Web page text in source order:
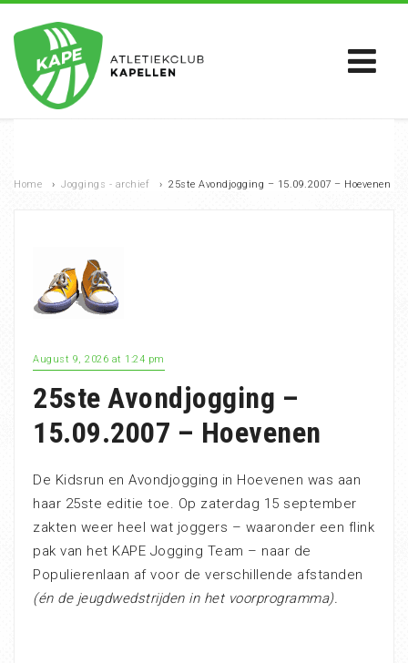
Home › Joggings - archief › 25ste Avondjogging – 15.09.2007 – Hoevenen
August 9, 2026 at 1:24 pm
25ste Avondjogging –
15.09.2007 – Hoevenen
De Kidsrun en Avondjogging in Hoevenen was aan
haar 25ste editie toe. Op zaterdag 15 september
zakten weer heel wat joggers – waaronder een flink
pak van het KAPE Jogging Team – naar de
Populierenlaan af voor de verschillende afstanden
(én de jeugdwedstrijden in het voorprogramma).